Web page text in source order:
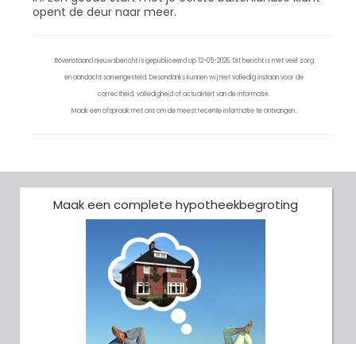
opent de deur naar meer.
Bovenstaand nieuwsbericht is gepubliceerd op 12-05-2026. Dit bericht is met veel zorg
en aandacht samengesteld. Desondanks kunnen wij niet volledig instaan voor de
correctheid, volledigheid of actualiteit van de informatie.
Maak een afspraak met ons om de meest recente informatie te ontvangen.
Maak een complete hypotheekbegroting